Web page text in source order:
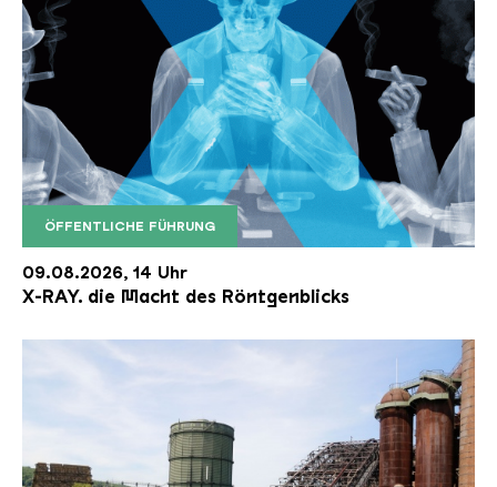
ÖFFENTLICHE FÜHRUNG
X RAY neu
09.08.2026, 14 Uhr
X-RAY. die Macht des Röntgenblicks